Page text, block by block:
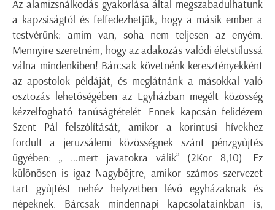
Az alamizsnálkodás gyakorlása által megszabadulhatunk
a kapzsiságtól és felfedezhetjük, hogy a másik ember a
testvérünk: amim van, soha nem teljesen az enyém.
Mennyire szeretném, hogy az adakozás valódi életstílussá
válna mindenkiben! Bárcsak követnénk keresztényekként
az apostolok példáját, és meglátnánk a másokkal való
osztozás lehetőségében az Egyházban megélt közösség
kézzelfogható tanúságtételét. Ennek kapcsán felidézem
Szent Pál felszólítását, amikor a korintusi hívekhez
fordult a jeruzsálemi közösségnek szánt pénzgyűjtés
ügyében: „ …mert javatokra válik” (2Kor 8,10). Ez
különösen is igaz Nagyböjtre, amikor számos szervezet
tart gyűjtést nehéz helyzetben lévő egyházaknak és
népeknek. Bárcsak mindennapi kapcsolatainkban is,